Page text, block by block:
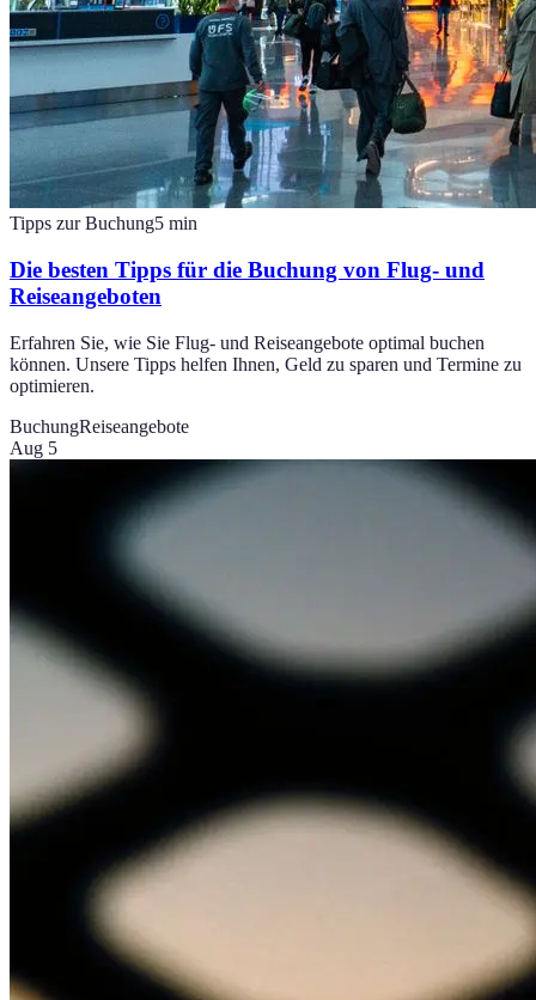
Tipps zur Buchung5 min
Die besten Tipps für die Buchung von Flug- und
Reiseangeboten
Erfahren Sie, wie Sie Flug- und Reiseangebote optimal buchen
können. Unsere Tipps helfen Ihnen, Geld zu sparen und Termine zu
optimieren.
BuchungReiseangebote
Aug 5